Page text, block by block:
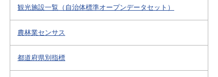
観光施設一覧（自治体標準オープンデータセット）
農林業センサス
都道府県別指標